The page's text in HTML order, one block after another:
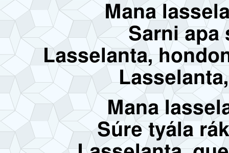
Mana
Sarni apa
Lasselanta,
Mana
Súre tyála